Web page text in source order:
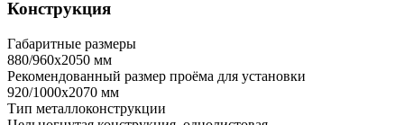
Конструкция
Габаритные размеры
880/960х2050 мм
Рекомендованный размер проёма для установки
920/1000х2070 мм
Тип металлоконструкции